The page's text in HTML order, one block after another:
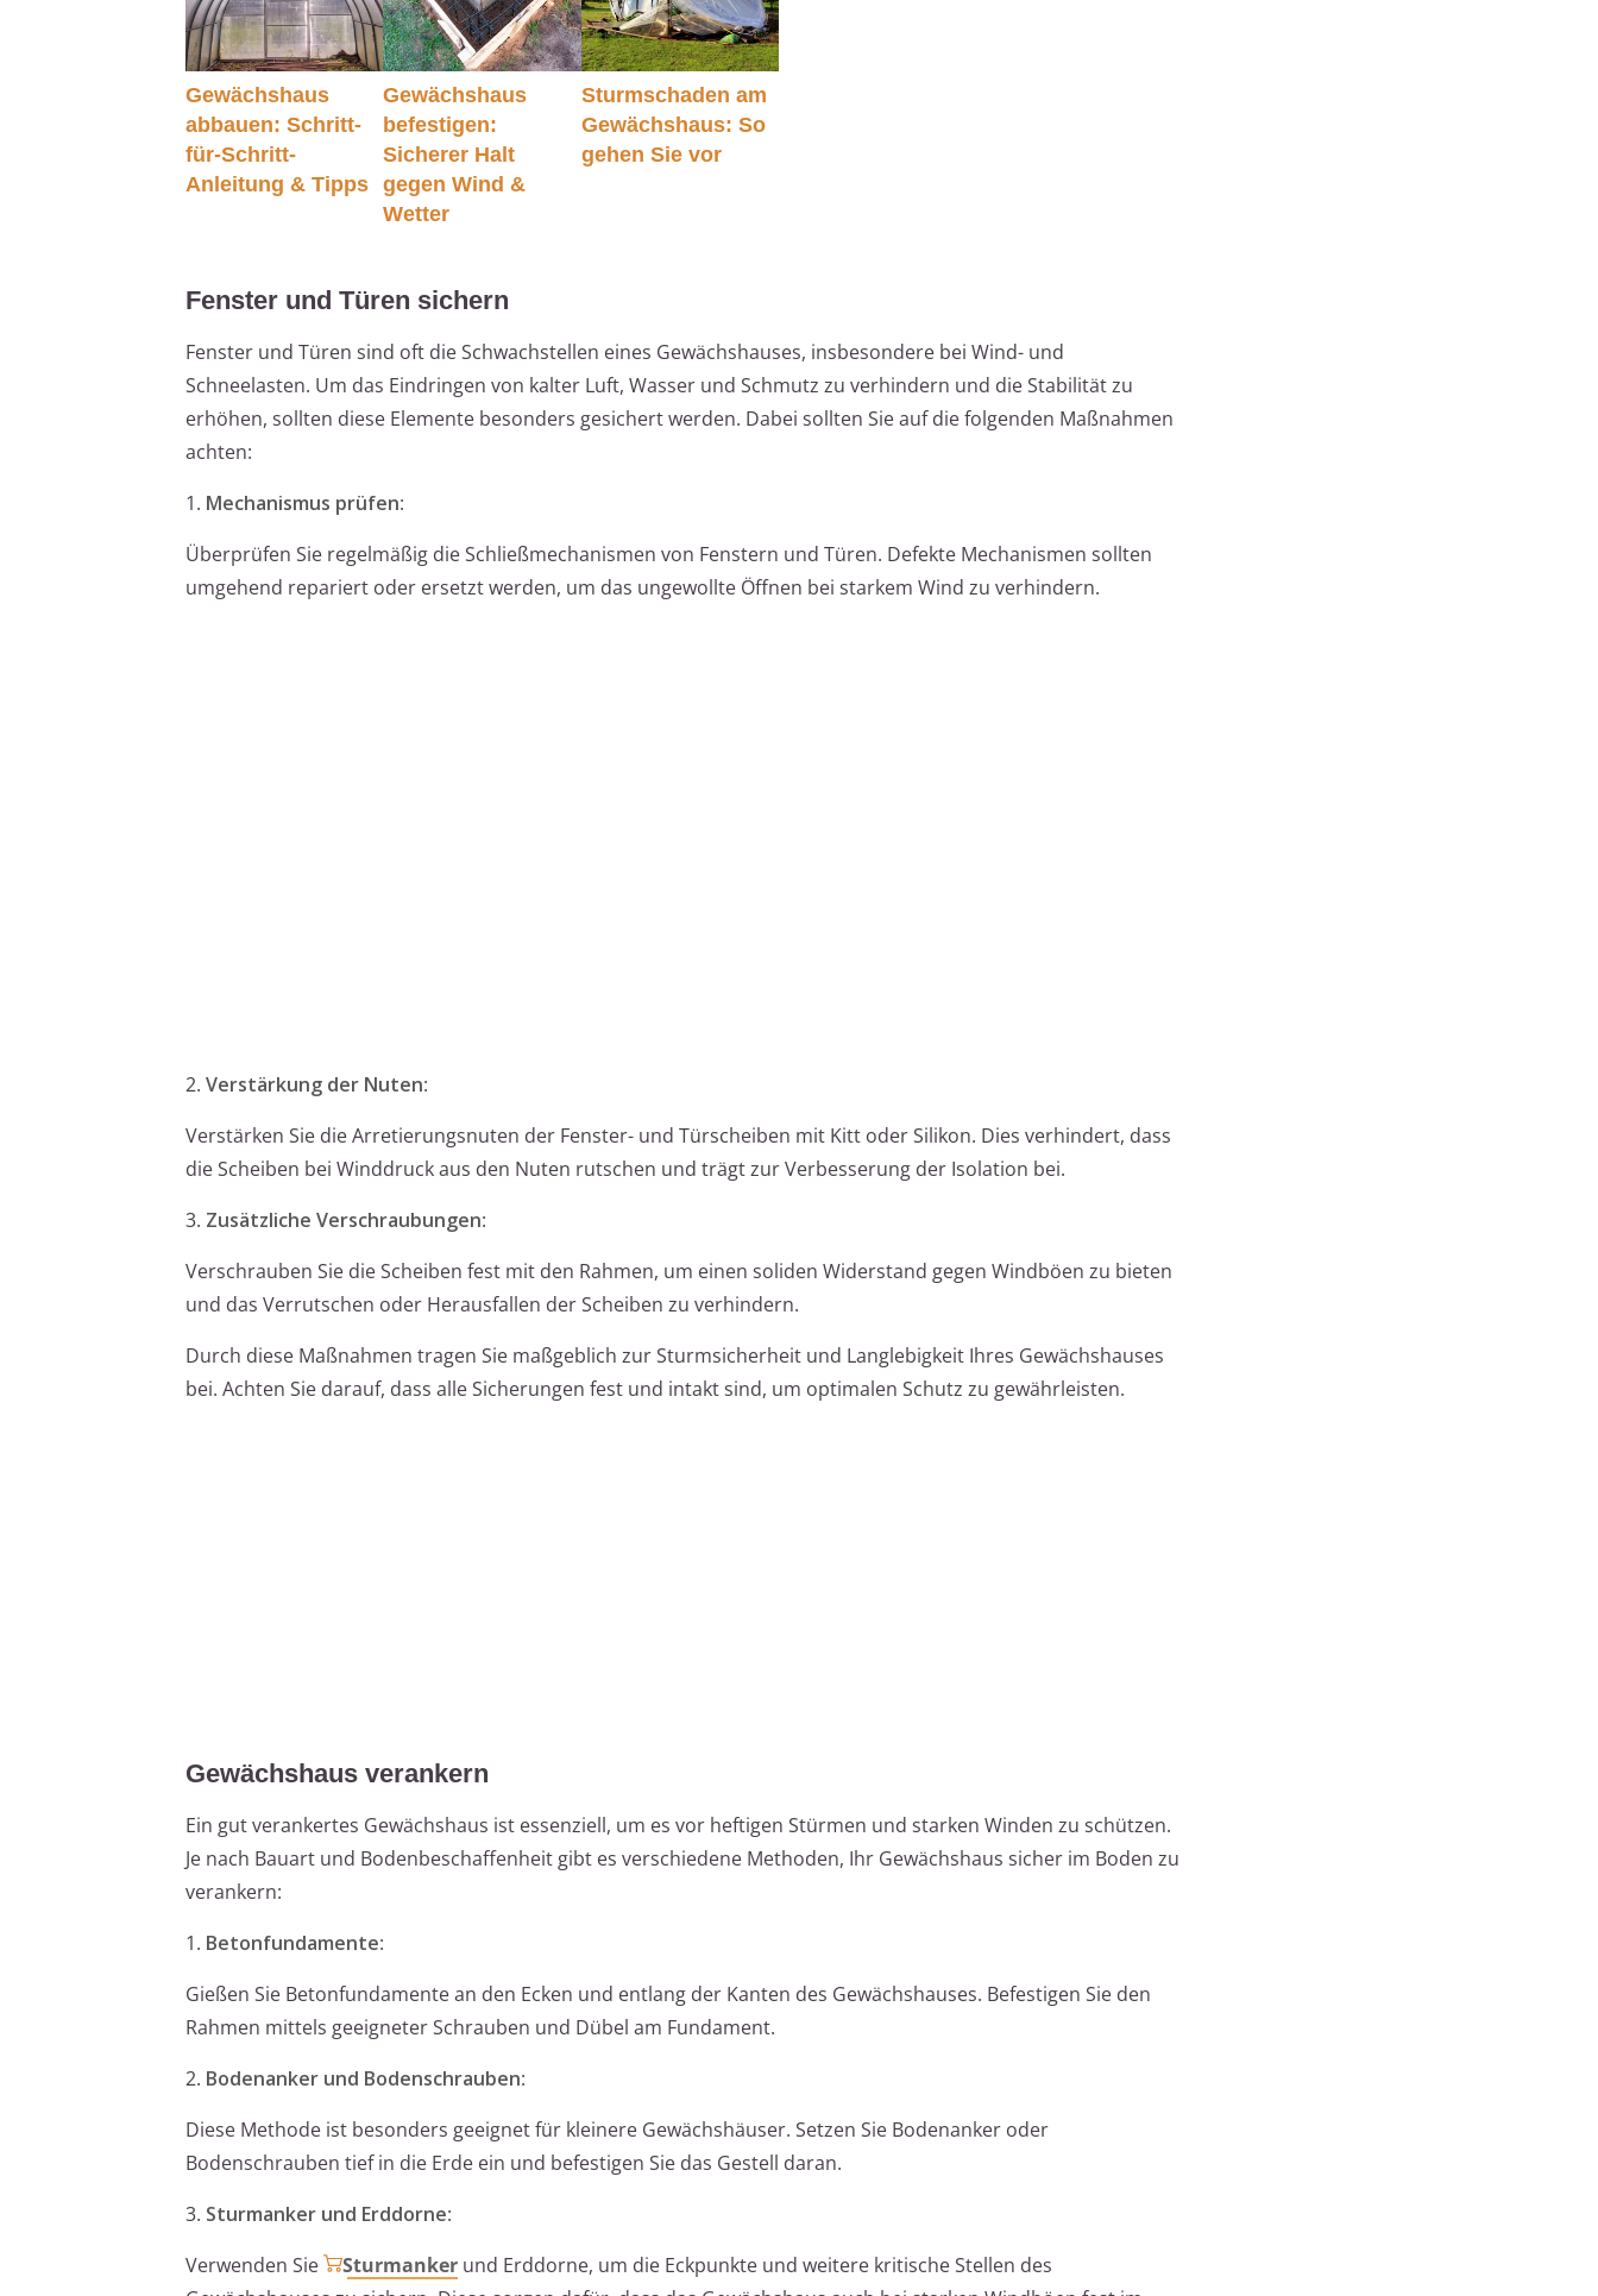
Gewächshaus
abbauen: Schritt-
für-Schritt-
Anleitung & Tipps
Gewächshaus
befestigen:
Sicherer Halt
gegen Wind &
Wetter
Sturmschaden am
Gewächshaus: So
gehen Sie vor
Fenster und Türen sichern
Fenster und Türen sind oft die Schwachstellen eines Gewächshauses, insbesondere bei Wind- und
Schneelasten. Um das Eindringen von kalter Luft, Wasser und Schmutz zu verhindern und die Stabilität zu
erhöhen, sollten diese Elemente besonders gesichert werden. Dabei sollten Sie auf die folgenden Maßnahmen
achten:
1. Mechanismus prüfen:
Überprüfen Sie regelmäßig die Schließmechanismen von Fenstern und Türen. Defekte Mechanismen sollten
umgehend repariert oder ersetzt werden, um das ungewollte Öffnen bei starkem Wind zu verhindern.
2. Verstärkung der Nuten:
Verstärken Sie die Arretierungsnuten der Fenster- und Türscheiben mit Kitt oder Silikon. Dies verhindert, dass
die Scheiben bei Winddruck aus den Nuten rutschen und trägt zur Verbesserung der Isolation bei.
3. Zusätzliche Verschraubungen:
Verschrauben Sie die Scheiben fest mit den Rahmen, um einen soliden Widerstand gegen Windböen zu bieten
und das Verrutschen oder Herausfallen der Scheiben zu verhindern.
Durch diese Maßnahmen tragen Sie maßgeblich zur Sturmsicherheit und Langlebigkeit Ihres Gewächshauses
bei. Achten Sie darauf, dass alle Sicherungen fest und intakt sind, um optimalen Schutz zu gewährleisten.
Gewächshaus verankern
Ein gut verankertes Gewächshaus ist essenziell, um es vor heftigen Stürmen und starken Winden zu schützen.
Je nach Bauart und Bodenbeschaffenheit gibt es verschiedene Methoden, Ihr Gewächshaus sicher im Boden zu
verankern:
1. Betonfundamente:
Gießen Sie Betonfundamente an den Ecken und entlang der Kanten des Gewächshauses. Befestigen Sie den
Rahmen mittels geeigneter Schrauben und Dübel am Fundament.
2. Bodenanker und Bodenschrauben:
Diese Methode ist besonders geeignet für kleinere Gewächshäuser. Setzen Sie Bodenanker oder
Bodenschrauben tief in die Erde ein und befestigen Sie das Gestell daran.
3. Sturmanker und Erddorne:
Verwenden Sie
Sturmanker und Erddorne, um die Eckpunkte und weitere kritische Stellen des